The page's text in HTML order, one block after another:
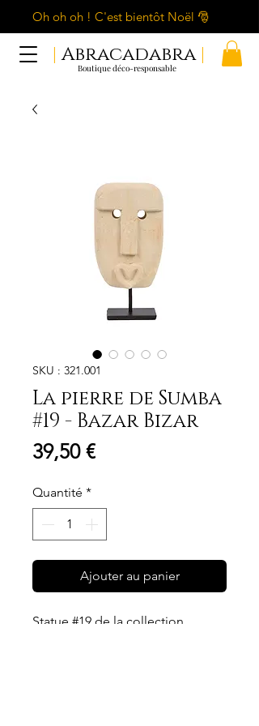
Oh oh oh ! C'est bientôt Noël 🎅
| Abracadabra |
Boutique déco-responsable
SKU : 321.001
La pierre de Sumba
#19 - Bazar Bizar
39,50 €Prix
Quantité *
Ajouter au panier
Statue #19 de la collection